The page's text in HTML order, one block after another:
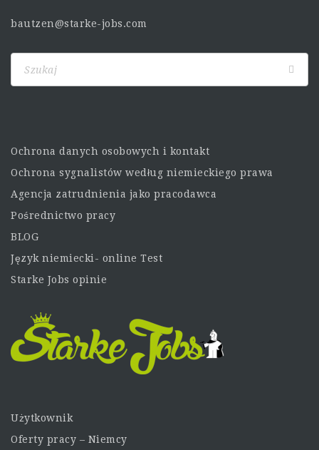
bautzen@starke-jobs.com
Ochrona danych osobowych i kontakt
Ochrona sygnalistów według niemieckiego prawa
Agencja zatrudnienia jako pracodawca
Pośrednictwo pracy
BLOG
Język niemiecki- online Test
Starke Jobs opinie
Użytkownik
Oferty pracy – Niemcy